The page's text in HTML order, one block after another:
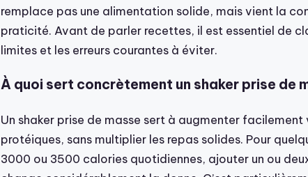
remplace pas une alimentation solide, mais vient la
praticité. Avant de parler recettes, il est essentiel de
limites et les erreurs courantes à éviter.
À quoi sert concrètement un shaker prise de
Un shaker prise de masse sert à augmenter
protéiques, sans multiplier les repas solides. Pour
3000 ou 3500 calories quotidiennes, ajouter un ou